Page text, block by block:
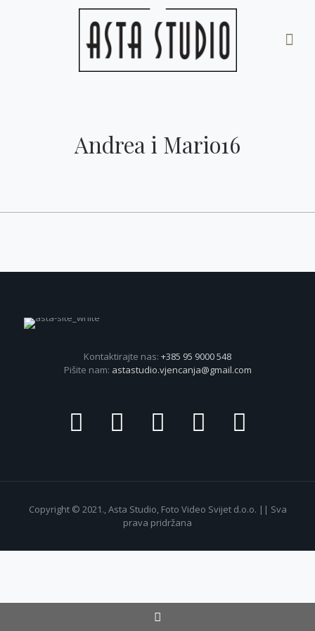
Andrea i Mario16
Kontaktirajte nas: +385 95 9000 548
Pišite nam: astastudio.vjencanja@gmail.com
Copyright © 2021., Asta Studio, Foto Video Svijet d.o.o. || Sva
prava pridržana